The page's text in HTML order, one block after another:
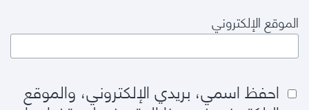
الموقع الإلكتروني
احفظ اسمي، بريدي الإلكتروني، والموقع